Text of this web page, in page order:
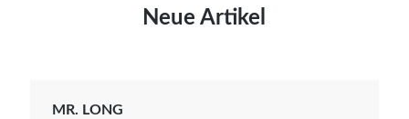
Neue Artikel
MR. LONG